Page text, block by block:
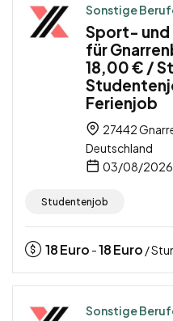
Sonstige
Sport- und
für
18,00 € /
Ferienjob
27442
Deutschland
03/08/2026
Studentenjob
18Euro -18Euro /
Sonstige